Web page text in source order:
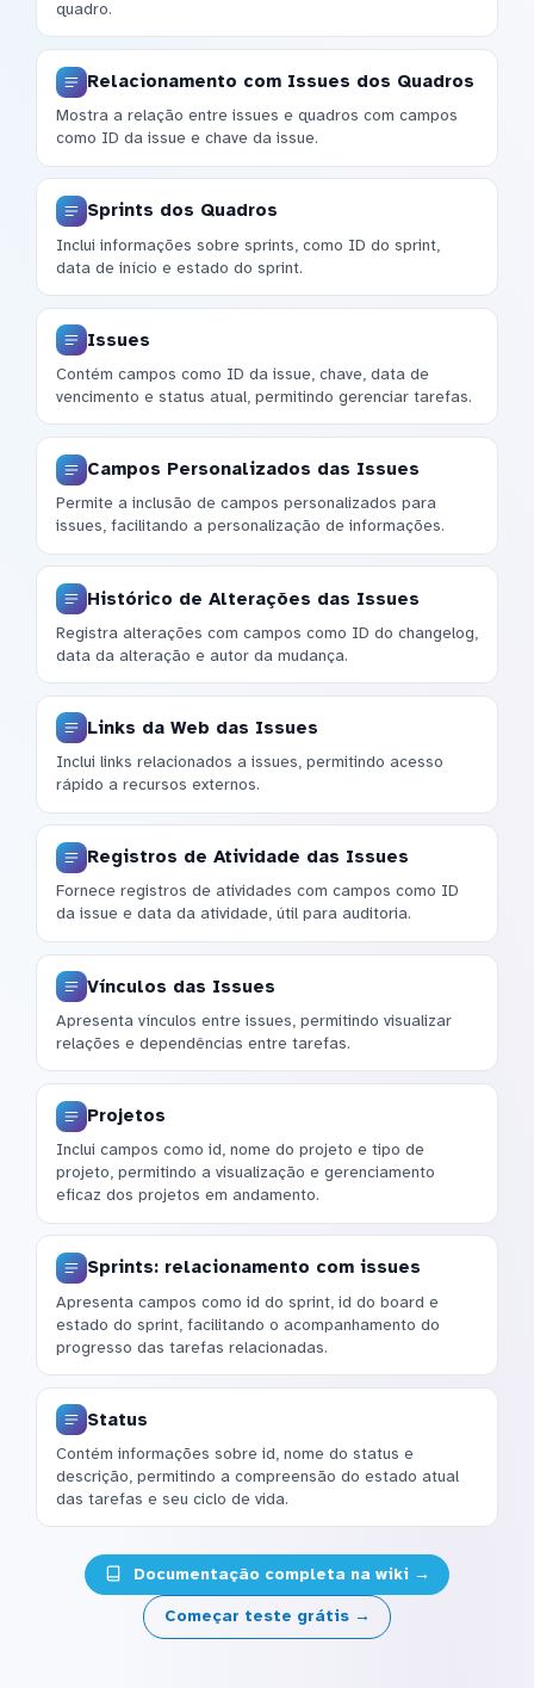
quadro.
Relacionamento com Issues dos Quadros
Mostra a relação entre issues e quadros com campos
como ID da issue e chave da issue.
Sprints dos Quadros
Inclui informações sobre sprints, como ID do sprint,
data de início e estado do sprint.
Issues
Contém campos como ID da issue, chave, data de
vencimento e status atual, permitindo gerenciar tarefas.
Campos Personalizados das Issues
Permite a inclusão de campos personalizados para
issues, facilitando a personalização de informações.
Histórico de Alterações das Issues
Registra alterações com campos como ID do changelog,
data da alteração e autor da mudança.
Links da Web das Issues
Inclui links relacionados a issues, permitindo acesso
rápido a recursos externos.
Registros de Atividade das Issues
Fornece registros de atividades com campos como ID
da issue e data da atividade, útil para auditoria.
Vínculos das Issues
Apresenta vínculos entre issues, permitindo visualizar
relações e dependências entre tarefas.
Projetos
Inclui campos como id, nome do projeto e tipo de
projeto, permitindo a visualização e gerenciamento
eficaz dos projetos em andamento.
Sprints: relacionamento com issues
Apresenta campos como id do sprint, id do board e
estado do sprint, facilitando o acompanhamento do
progresso das tarefas relacionadas.
Status
Contém informações sobre id, nome do status e
descrição, permitindo a compreensão do estado atual
das tarefas e seu ciclo de vida.
Documentação completa na wiki →
Começar teste grátis →